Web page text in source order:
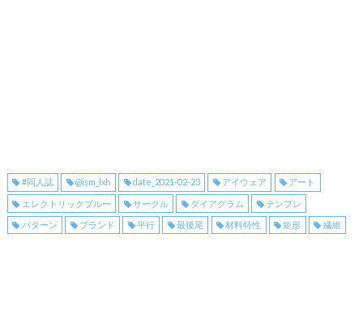
#同人誌 @ism_lxh date_2021-02-23 アイウェア アート
エレクトリックブルー サークル ダイアグラム テンプレ
パターン ブランド 平行 最後尾 材料特性 矩形 繊維